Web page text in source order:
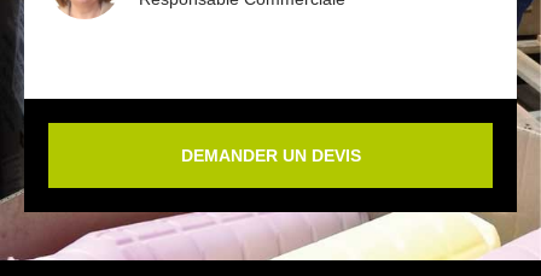
DEMANDER UN DEVIS